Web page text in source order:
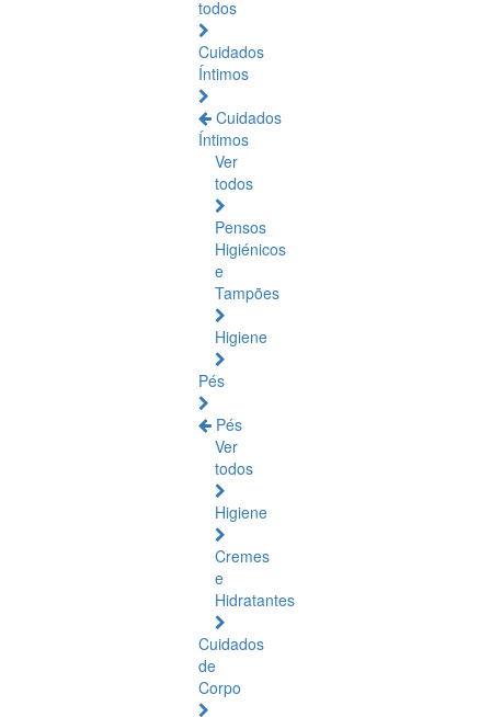
todos
Cuidados
Íntimos
Cuidados
Íntimos
Ver
todos
Pensos
Higiénicos
e
Tampões
Higiene
Pés
Pés
Ver
todos
Higiene
Cremes
e
Hidratantes
Cuidados
de
Corpo